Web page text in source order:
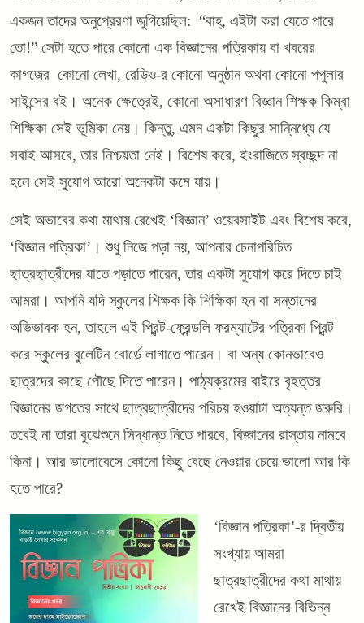
একজন তাদের অনুপ্রেরণা জুগিয়েছিল: “বাহ্, এইটা করা যেতে পারে
তো!” সেটা হতে পারে কোনো এক বিজ্ঞানের পত্রিকায় বা খবরের
কাগজের কোনো লেখা, রেডিও-র কোনো অনুষ্ঠান অথবা কোনো পপুলার
সাইন্সের বই। অনেক ক্ষেত্রেই, কোনো অসাধারণ বিজ্ঞান শিক্ষক কিম্বা
শিক্ষিকা সেই ভূমিকা নেয়। কিন্তু, এমন একটা কিছুর সান্নিধ্যে যে
সবাই আসবে, তার নিশ্চয়তা নেই। বিশেষ করে, ইংরাজিতে স্বচ্ছন্দ না
হলে সেই সুযোগ আরো অনেকটা কমে যায়।
সেই অভাবের কথা মাথায় রেখেই ‘বিজ্ঞান’ ওয়েবসাইট এবং বিশেষ করে,
‘বিজ্ঞান পত্রিকা’। শুধু নিজে পড়া নয়, আপনার চেনাপরিচিত
ছাত্রছাত্রীদের যাতে পড়াতে পারেন, তার একটা সুযোগ করে দিতে চাই
আমরা। আপনি যদি স্কুলের শিক্ষক কি শিক্ষিকা হন বা সন্তানের
অভিভাবক হন, তাহলে এই প্রিন্ট-ফ্রেন্ডলি ফরম্যাটের পত্রিকা প্রিন্ট
করে স্কুলের বুলেটিন বোর্ডে লাগাতে পারেন। বা অন্য কোনভাবেও
ছাত্রদের কাছে পৌছে দিতে পারেন। পাঠ্যক্রমের বাইরে বৃহত্তর
বিজ্ঞানের জগতের সাথে ছাত্রছাত্রীদের পরিচয় হওয়াটা অত্যন্ত জরুরি।
তবেই না তারা বুঝেশুনে সিদ্ধান্ত নিতে পারবে, বিজ্ঞানের রাস্তায় নামবে
কিনা। আর ভালোবেসে কোনো কিছু বেছে নেওয়ার চেয়ে ভালো আর কি
হতে পারে?
‘বিজ্ঞান পত্রিকা’-র দ্বিতীয়
সংখ্যায় আমরা
ছাত্রছাত্রীদের কথা মাথায়
রেখেই বিজ্ঞানের বিভিন্ন